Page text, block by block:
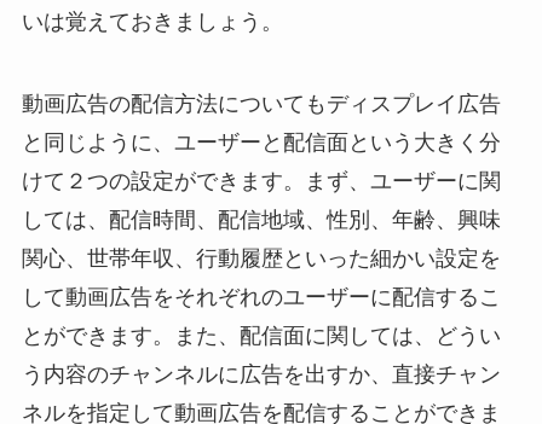
いは覚えておきましょう。
動画広告の配信方法についてもディスプレイ広告
と同じように、ユーザーと配信面という大きく分
けて２つの設定ができます。まず、ユーザーに関
しては、配信時間、配信地域、性別、年齢、興味
関心、世帯年収、行動履歴といった細かい設定を
して動画広告をそれぞれのユーザーに配信するこ
とができます。また、配信面に関しては、どうい
う内容のチャンネルに広告を出すか、直接チャン
ネルを指定して動画広告を配信することができま